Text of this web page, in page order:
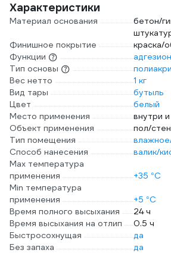
Характеристики
Материал основания бетон/
Финишное покрытие
краска/
Функции
Тип основы
Вес нетто
1 кг
Вид тары
бутыль
Цвет
белый
Место применения
внутри
Объект применения
пол/
Тип помещения
Способ нанесения
валик/
Max температура
применения
+35 °С
Min температура
применения
+5 °С
Время полного высыхания
24 ч
Время высыхания на отлип
0.5 ч
Быстросохнущая
да
Без запаха
да